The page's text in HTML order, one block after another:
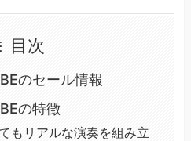
目次
のセール情報
の特徴
もリアルな演奏を組み立